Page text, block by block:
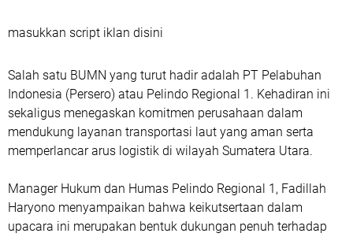
masukkan script iklan disini
Salah satu BUMN yang turut hadir adalah PT Pelabuhan
Indonesia (Persero) atau Pelindo Regional 1. Kehadiran ini
sekaligus menegaskan komitmen perusahaan dalam
mendukung layanan transportasi laut yang aman serta
memperlancar arus logistik di wilayah Sumatera Utara.
Manager Hukum dan Humas Pelindo Regional 1, Fadillah
Haryono menyampaikan bahwa keikutsertaan dalam
upacara ini merupakan bentuk dukungan penuh terhadap